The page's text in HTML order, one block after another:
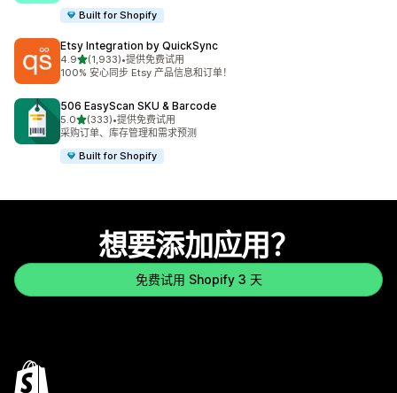
Built for Shopify
Etsy Integration by QuickSync
4.9星（满分 5 星）
(1,933)
总共 1933 条评论
•提供免费试用
100% 安心同步 Etsy 产品信息和订单！
506 EasyScan SKU & Barcode
5.0星（满分 5 星）
(333)
总共 333 条评论
•提供免费试用
采购订单、库存管理和需求预测
Built for Shopify
想要添加应用？
免费试用 Shopify 3 天